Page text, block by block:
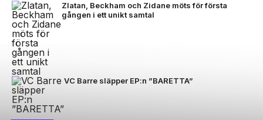
Zlatan, Beckham och Zidane möts för första
gången i ett unikt samtal
VC Barre släpper EP:n ”BARETTA”